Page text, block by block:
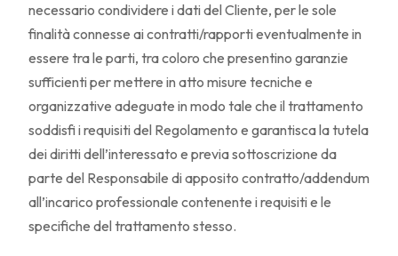
necessario condividere i dati del Cliente, per le sole
finalità connesse ai contratti/rapporti eventualmente in
essere tra le parti, tra coloro che presentino garanzie
sufficienti per mettere in atto misure tecniche e
organizzative adeguate in modo tale che il trattamento
soddisfi i requisiti del Regolamento e garantisca la tutela
dei diritti dell’interessato e previa sottoscrizione da
parte del Responsabile di apposito contratto/addendum
all’incarico professionale contenente i requisiti e le
specifiche del trattamento stesso.